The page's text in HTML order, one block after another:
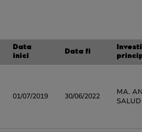
Data
inici
Data fi
01/07/2019 30/06/2022
MA.